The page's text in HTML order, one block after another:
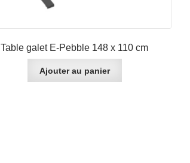
Table galet E-Pebble 148 x 110 cm
Ajouter au panier